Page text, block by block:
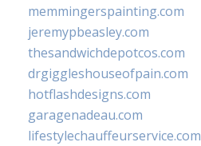
memmingerspainting.com
jeremypbeasley.com
thesandwichdepotcos.com
drgiggleshouseofpain.com
hotflashdesigns.com
garagenadeau.com
lifestylechauffeurservice.com